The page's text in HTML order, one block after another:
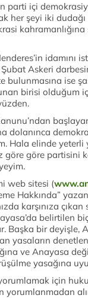
içi
her şeyi iki
idamını
Askeri
ise
birisi olduğum
dolanınca
Hala elinde
göre partisini
web sitesi (
Hakkında”
karşınıza
belirtilen
Başka bir deyişle,
yasaların
ve Anayasa
yasağına
için
yorumlanmadan